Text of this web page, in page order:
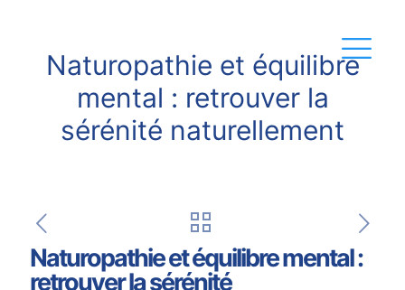
Naturopathie et équilibre
mental : retrouver la
sérénité naturellement
Naturopathie et équilibre mental :
retrouver la sérénité